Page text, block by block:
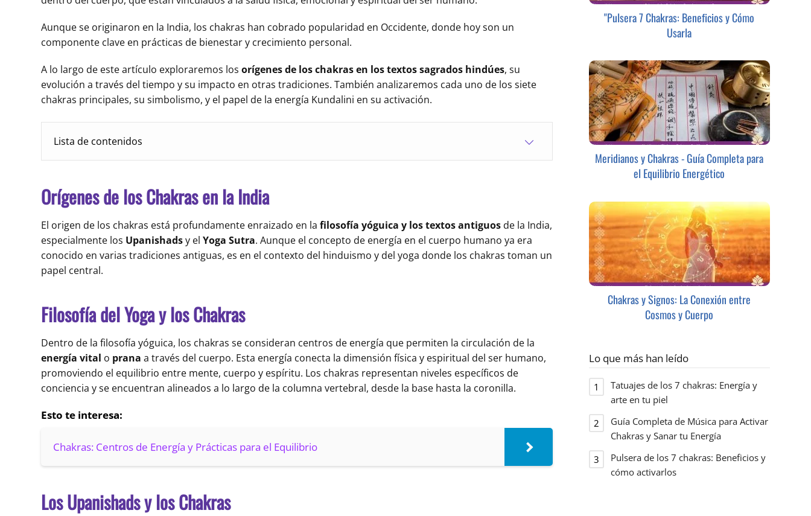
Aunque se originaron en la India, los chakras han cobrado popularidad en Occidente, donde hoy son un
componente clave en prácticas de bienestar y crecimiento personal.
A lo largo de este artículo exploraremos los orígenes de los chakras en los textos sagrados hindúes, su
evolución a través del tiempo y su impacto en otras tradiciones. También analizaremos cada uno de los siete
chakras principales, su simbolismo, y el papel de la energía Kundalini en su activación.
Lista de contenidos
Orígenes de los Chakras en la India
El origen de los chakras está profundamente enraizado en la filosofía yóguica y los textos antiguos de la India,
especialmente los Upanishadsy el Yoga Sutra. Aunque el concepto de energía en el cuerpo humano ya era
conocido en varias tradiciones antiguas, es en el contexto del hinduismo y del yoga donde los chakras toman un
papel central.
Filosofía del Yoga y los Chakras
Dentro de la filosofía yóguica, los chakras se consideran centros de energía que permiten la circulación de la
energía vital o prana a través del cuerpo. Esta energía conecta la dimensión física y espiritual del ser humano,
promoviendo el equilibrio entre mente, cuerpo y espíritu. Los chakras representan niveles específicos de
conciencia y se encuentran alineados a lo largo de la columna vertebral, desde la base hasta la coronilla.
Esto te interesa:
Chakras: Centros de Energía y Prácticas para el Equilibrio
Los Upanishads y los Chakras
"Pulsera 7 Chakras: Beneficios y Cómo
Usarla
Meridianos y Chakras - Guía Completa para
el Equilibrio Energético
Chakras y Signos: La Conexión entre
Cosmos y Cuerpo
Lo que más han leído
Tatuajes de los 7 chakras: Energía y
arte en tu piel
Guía Completa de Música para Activar
Chakras y Sanar tu Energía
Pulsera de los 7 chakras: Beneficios y
cómo activarlos